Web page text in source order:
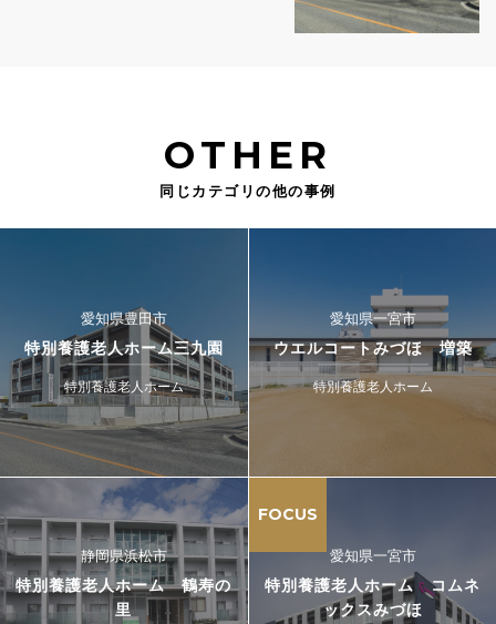
OTHER
同じカテゴリの他の事例
愛知県豊田市
特別養護老人ホーム三九園
特別養護老人ホーム
愛知県一宮市
ウエルコートみづほ 増築
特別養護老人ホーム
静岡県浜松市
特別養護老人ホーム 鶴寿の
里
FOCUS
愛知県一宮市
特別養護老人ホーム コムネ
ックスみづほ